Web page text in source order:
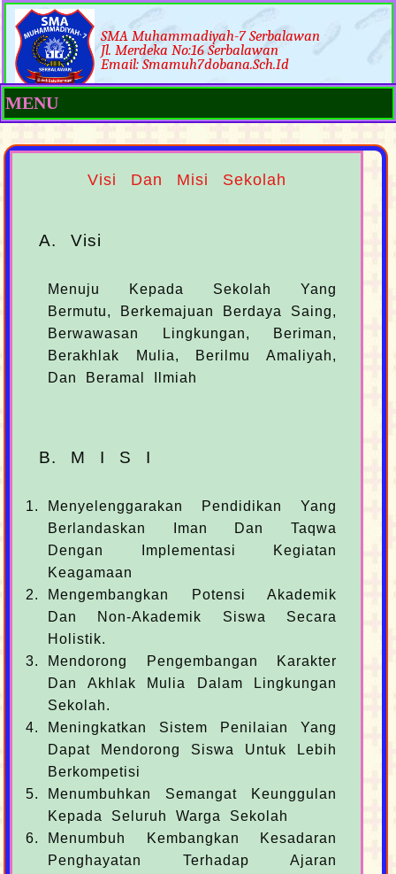
SMA Muhammadiyah-7 Serbalawan
Jl. Merdeka No:16 Serbalawan
Email: Smamuh7dobana.sch.id
MENU
Visi Dan Misi Sekolah
A. Visi
Menuju Kepada Sekolah Yang
Bermutu, Berkemajuan Berdaya Saing,
Berwawasan Lingkungan, Beriman,
Berakhlak Mulia, Berilmu Amaliyah,
Dan Beramal Ilmiah
B. M I S I
Menyelenggarakan Pendidikan Yang
Berlandaskan Iman Dan Taqwa
Dengan Implementasi Kegiatan
Keagamaan
Mengembangkan Potensi Akademik
Dan Non-Akademik Siswa Secara
Holistik.
Mendorong Pengembangan Karakter
Dan Akhlak Mulia Dalam Lingkungan
Sekolah.
Meningkatkan Sistem Penilaian Yang
Dapat Mendorong Siswa Untuk Lebih
Berkompetisi
Menumbuhkan Semangat Keunggulan
Kepada Seluruh Warga Sekolah
Menumbuh Kembangkan Kesadaran
Penghayatan Terhadap Ajaran